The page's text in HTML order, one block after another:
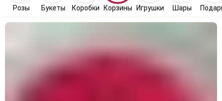
Розы Букеты Коробки Корзины Игрушки Шары